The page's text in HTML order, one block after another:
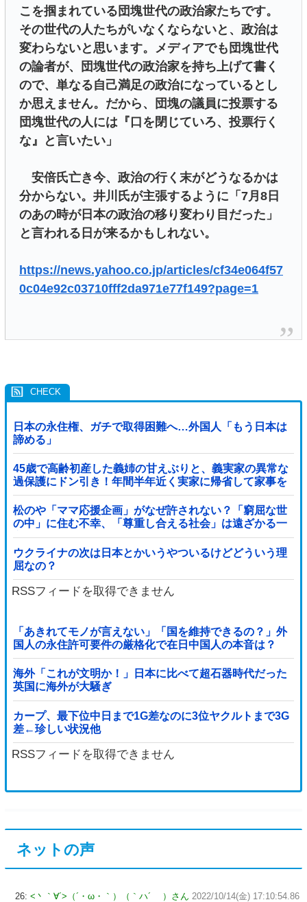
こを掴まれている団塊世代の政治家たちです。
その世代の人たちがいなくならないと、政治は
変わらないと思います。メディアでも団塊世代
の論者が、団塊世代の政治家を持ち上げて書く
ので、単なる自己満足の政治になっているとし
か思えません。だから、団塊の議員に投票する
団塊世代の人には『口を閉じていろ、投票行く
な』と言いたい」
安倍氏亡き今、政治の行く末がどうなるかは
分からない。井川氏が主張するように「7月8日
のあの時が日本の政治の移り変わり目だった」
と言われる日が来るかもしれない。
https://news.yahoo.co.jp/articles/cf34e064f57
0c04e92c03710fff2da971e77f149?page=1
日本の永住権、ガチで取得困難へ…外国人「もう日本は
諦める」
45歳で高齢初産した義姉の甘えぶりと、義実家の異常な
過保護にドン引き！年間半年近く実家に帰省して家事を
高齢親に丸投げし、新幹線の移動すら義兄に送迎させて
いた・・・
松のや「ママ応援企画」がなぜ許されない？「窮屈な世
の中」に住む不幸、「尊重し合える社会」は遠ざかる一
方
ウクライナの次は日本とかいうやついるけどどういう理
屈なの？
RSSフィードを取得できません
「あきれてモノが言えない」「国を維持できるの？」外
国人の永住許可要件の厳格化で在日中国人の本音は？
海外「これが文明か！」日本に比べて超石器時代だった
英国に海外が大騒ぎ
カープ、最下位中日まで1G差なのに3位ヤクルトまで3G
差←珍しい状況他
RSSフィードを取得できません
ネットの声
26: <丶｀∀´>（´・ω・｀）（｀ハ´ ）さん 2022/10/14(金) 17:10:54.86